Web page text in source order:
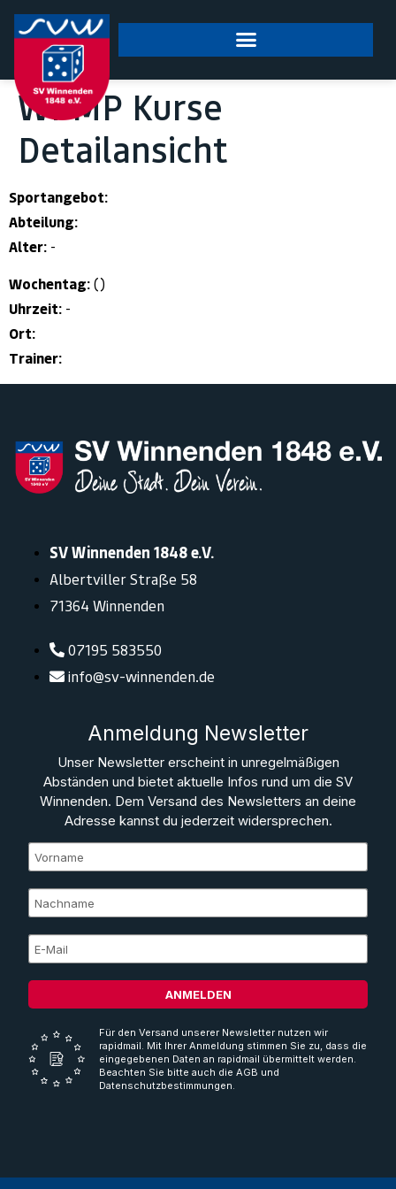
springen
WPMP Kurse
Detailansicht
Sportangebot:
Abteilung:
Alter: -
Wochentag: ()
Uhrzeit: -
Ort:
Trainer:
SV Winnenden 1848 e.V.
Albertviller Straße 58
71364 Winnenden
07195 583550
info@sv-winnenden.de
Anmeldung Newsletter
Unser Newsletter erscheint in unregelmäßigen
Abständen und bietet aktuelle Infos rund um die SV
Winnenden. Dem Versand des Newsletters an deine
Adresse kannst du jederzeit widersprechen.
ANMELDEN
Für den Versand unserer Newsletter nutzen wir
rapidmail. Mit Ihrer Anmeldung stimmen Sie zu, dass die
eingegebenen Daten an rapidmail übermittelt werden.
Beachten Sie bitte auch die AGB und
Datenschutzbestimmungen.